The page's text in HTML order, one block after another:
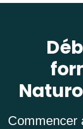
Commencer